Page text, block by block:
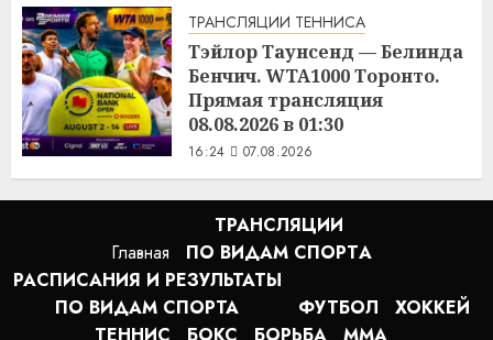
ТРАНСЛЯЦИИ ТЕННИСА
Тэйлор Таунсенд — Белинда
Бенчич. WTA1000 Торонто.
Прямая трансляция
08.08.2026 в 01:30
16:24 07.08.2026
Главная
ТРАНСЛЯЦИИ
ПО ВИДАМ СПОРТA
РАСПИСАНИЯ И РЕЗУЛЬТАТЫ
ПО ВИДАМ СПОРТА
ФУТБОЛ
ХОККЕЙ
ТЕННИС
БОКС БОРЬБА
MMA